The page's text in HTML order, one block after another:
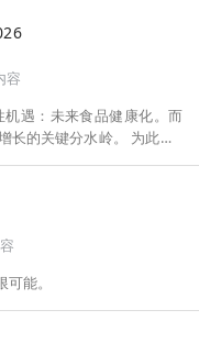
容
键分水岭。 为此，F
寻中国机遇、增长解法，
药食同源”“低GI”“老龄营
预判、品类创新、未来增长
供务实、前瞻的开年创新
能。